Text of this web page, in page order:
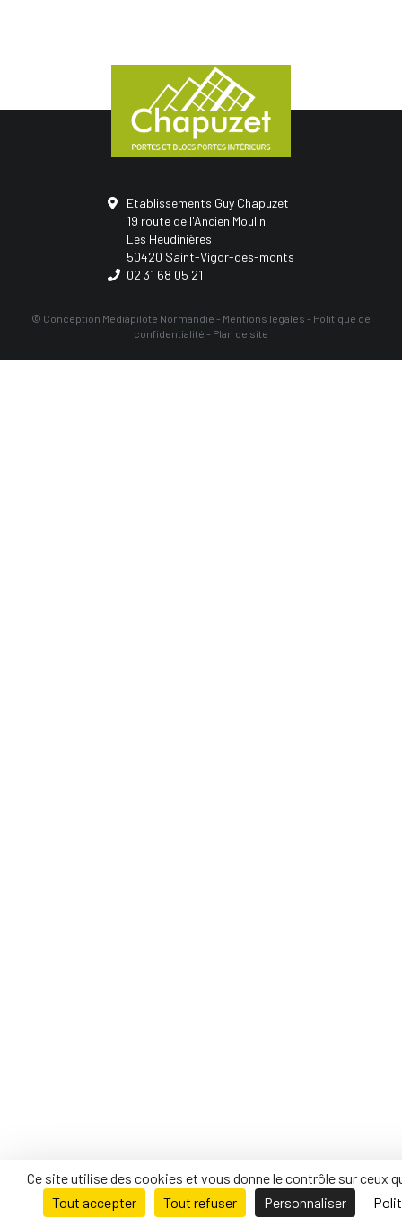
Etablissements Guy Chapuzet
19 route de l'Ancien Moulin
Les Heudinières
50420 Saint-Vigor-des-monts
02 31 68 05 21
© Conception Mediapilote Normandie - Mentions légales - Politique de
confidentialité - Plan de site
Ce site utilise des cookies et vous donne le contrôle sur ceux
Tout accepter
Tout refuser Personnaliser